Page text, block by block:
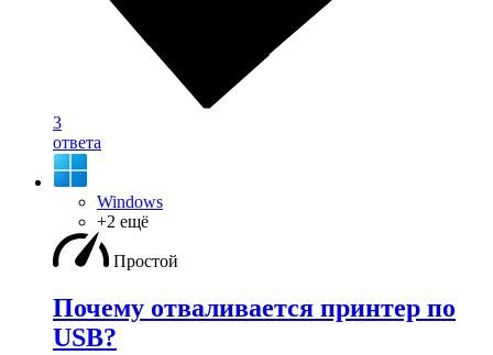
3
ответа
Windows
+2 ещё
Простой
Почему отваливается принтер по
USB?